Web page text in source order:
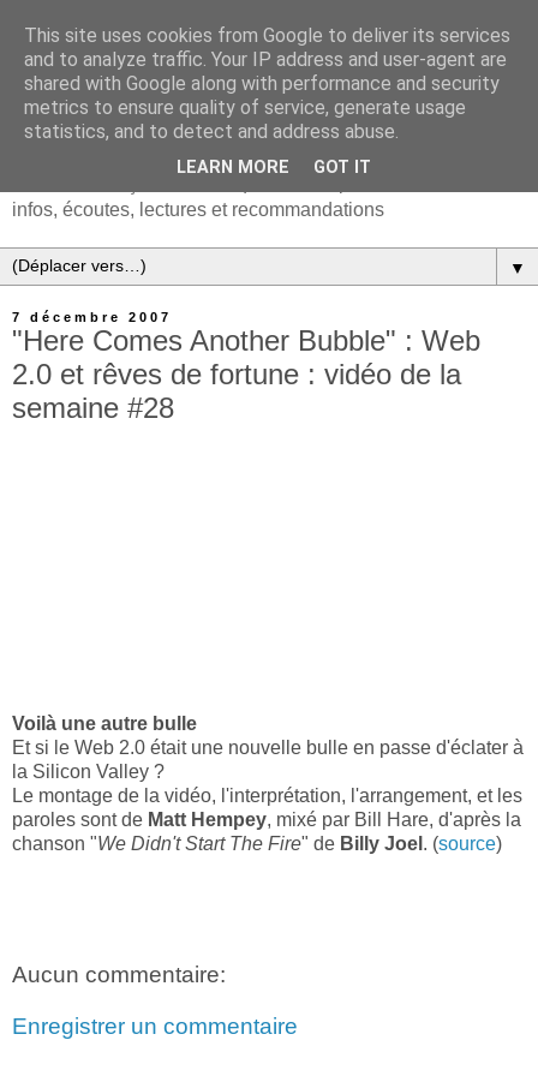
infos, écoutes, lectures et recommandations
▼
7 décembre 2007
"Here Comes Another Bubble" : Web
2.0 et rêves de fortune : vidéo de la
semaine #28
Voilà une autre bulle
Et si le Web 2.0 était une nouvelle bulle en passe d'éclater à
la Silicon Valley ?
Le montage de la vidéo, l'interprétation, l'arrangement, et les
paroles sont de Matt Hempey, mixé par Bill Hare, d'après la
chanson "We Didn't Start The Fire" de Billy Joel . (source)
Aucun commentaire:
Enregistrer un commentaire
This site uses cookies from Google to deliver its services
and to analyze traffic. Your IP address and user-agent are
shared with Google along with performance and security
metrics to ensure quality of service, generate usage
statistics, and to detect and address abuse.
LEARN MORE GOT IT